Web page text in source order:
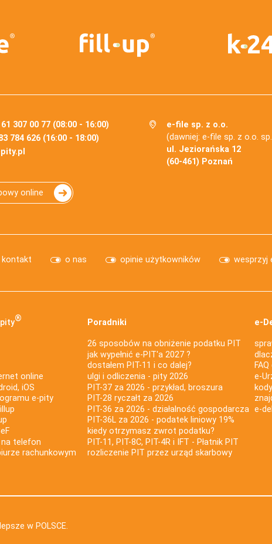
307 00 77 (08:00 - 16:00)
784 626 (16:00 - 18:00)
e-file sp. z o.o.
(dawniej: e-file sp. z o.o.
ul. Jeziorańska 12
(60-461) Poznań
online
kontakt o nas opinie użytkowników wesprzyj
pity®
online
iOS
e-pity
na telefon
rachunkowym
Poradniki
26 sposobów na obniżenie podatku PIT
jak wypełnić e-PIT'a 2027 ?
dostałem PIT-11 i co dalej?
ulgi i odliczenia - pity 2026
PIT-37 za 2026 - przykład, broszura
PIT-28 ryczałt za 2026
PIT-36 za 2026 - działalność gospodarcza
PIT-36L za 2026 - podatek liniowy 19%
kiedy otrzymasz zwrot podatku?
PIT-11, PIT-8C, PIT-4R i IFT - Płatnik PIT
rozliczenie PIT przez urząd skarbowy
e-
e-
e-
w POLSCE.